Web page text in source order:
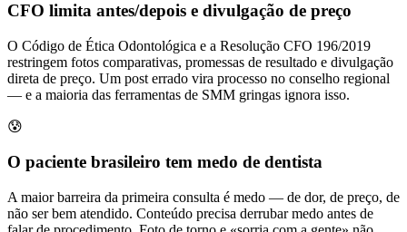
CFO limita antes/depois e divulgação de preço
O Código de Ética Odontológica e a Resolução CFO 196/2019
restringem fotos comparativas, promessas de resultado e divulgação
direta de preço. Um post errado vira processo no conselho regional
— e a maioria das ferramentas de SMM gringas ignora isso.
😰
O paciente brasileiro tem medo de dentista
A maior barreira da primeira consulta é medo — de dor, de preço, de
não ser bem atendido. Conteúdo precisa derrubar medo antes de